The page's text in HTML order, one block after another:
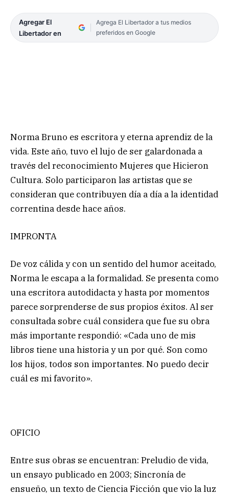
Agregar El
Libertador en
Agrega El Libertador a tus medios
preferidos en Google
Norma Bruno es escritora y eterna aprendiz de la
vida. Este año, tuvo el lujo de ser galardonada a
través del reconocimiento Mujeres que Hicieron
Cultura. Solo participaron las artistas que se
consideran que contribuyen día a día a la identidad
correntina desde hace años.
IMPRONTA
De voz cálida y con un sentido del humor aceitado,
Norma le escapa a la formalidad. Se presenta como
una escritora autodidacta y hasta por momentos
parece sorprenderse de sus propios éxitos. Al ser
consultada sobre cuál considera que fue su obra
más importante respondió: «Cada uno de mis
libros tiene una historia y un por qué. Son como
los hijos, todos son importantes. No puedo decir
cuál es mi favorito».
OFICIO
Entre sus obras se encuentran: Preludio de vida,
un ensayo publicado en 2003; Sincronía de
ensueño, un texto de Ciencia Ficción que vio la luz